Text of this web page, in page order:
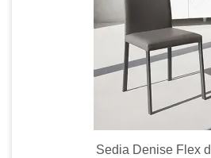
Sedia Denise Flex